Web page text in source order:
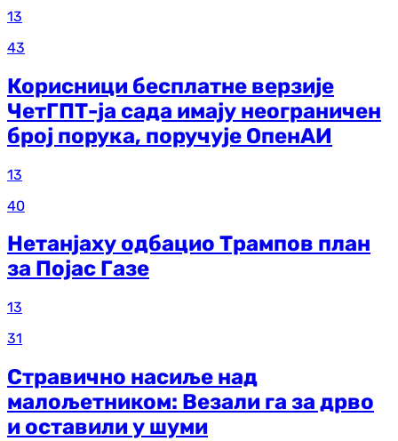
13
43
Корисници бесплатне верзије
ЧетГПТ-ја сада имају неограничен
број порука, поручује ОпенАИ
13
40
Нетанјаху одбацио Трампов план
за Појас Газе
13
31
Стравично насиље над
малољетником: Везали га за дрво
и оставили у шуми